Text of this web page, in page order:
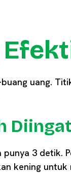
buang uang.
Diingat
3 detik.
kening untuk